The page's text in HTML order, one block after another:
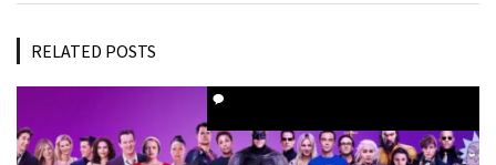
RELATED POSTS